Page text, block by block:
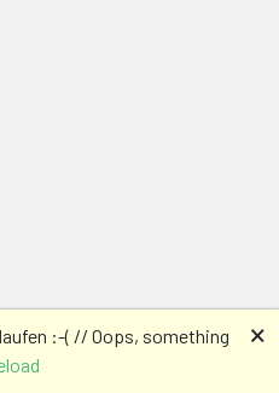
:-( // Oops, something
🗙